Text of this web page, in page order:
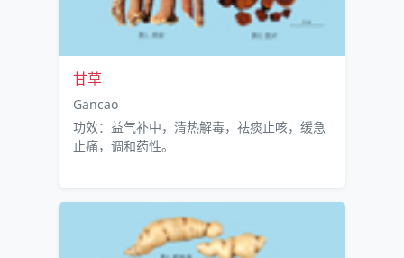
甘草
Gancao
功效：益气补中，清热解毒，祛痰止咳，缓急
止痛，调和药性。